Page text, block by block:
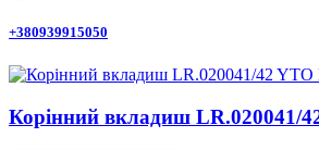
+380939915050
Корінний вкладиш